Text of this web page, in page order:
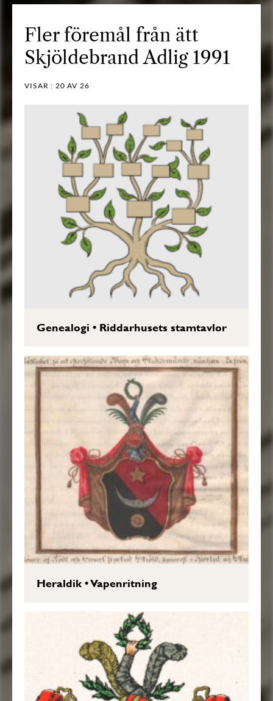
Fler föremål från ätt
Skjöldebrand Adlig 1991
VISAR : 20 AV 26
Genealogi • Riddarhusets stamtavlor
Heraldik•Vapenritning